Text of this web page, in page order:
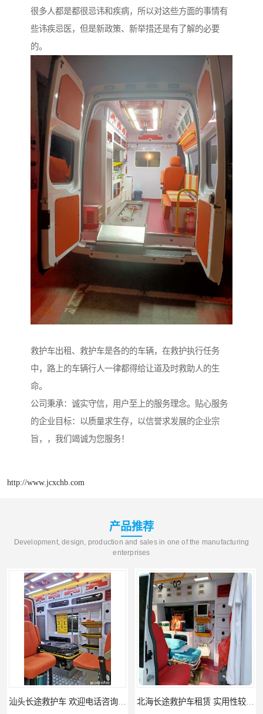
很多人都是都很忌讳和疾病，所以对这些方面的事情有
些讳疾忌医，但是新政策、新举措还是有了解的必要
的。
救护车出租、救护车是各的的车辆，在救护执行任务
中，路上的车辆行人一律都得给让道及时救助人的生
命。
公司秉承：诚实守信，用户至上的服务理念。贴心服务
的企业目标：以质量求生存，以信誉求发展的企业宗
旨，，我们竭诚为您服务！
http://www.jcxchb.com
产品推荐
Development, design, production and sales in one of the manufacturing
enterprises
汕头长途救护车 欢迎电话咨询 车型丰富 北海长途救护车租赁 实用性较大 用心服务